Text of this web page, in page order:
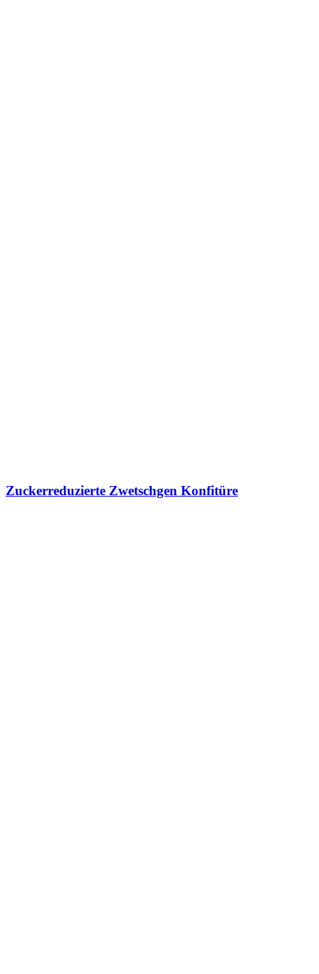
Zuckerreduzierte Zwetschgen Konfitüre